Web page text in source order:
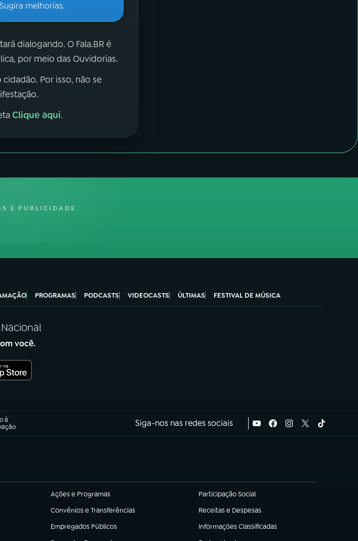
Sugira melhorias.
dialogando. O Fala.BR é
por meio das Ouvidorias.
Por isso, não se
Clique aqui.
E PUBLICIDADE
PROGRAMAS PODCASTS VIDEOCASTS ÚLTIMAS FESTIVAL DE MÚSICA
você.
à
Siga-nos nas redes sociais
Ações e Programas
(abre em nova aba) Participação Social
(abre em nova aba)
Convênios e Transferências
(abre em nova aba) Receitas e Despesas
(abre em nova aba)
Empregados Públicos
(abre em nova aba) Informações Classificadas
(abre em nova aba)